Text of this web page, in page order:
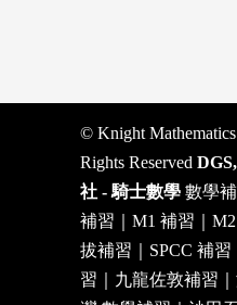
© Knight
Rights Reserved
社 - 騎士數學 數學
補習｜M1 補習｜
拔補習｜SPCC 補
習｜九龍佐敦補習